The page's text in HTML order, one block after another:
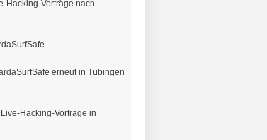
Hacking-Vorträge nach
erneut in Tübingen
Hacking-Vorträge in